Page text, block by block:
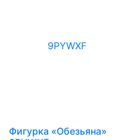
Фигурка «Обезьяна»